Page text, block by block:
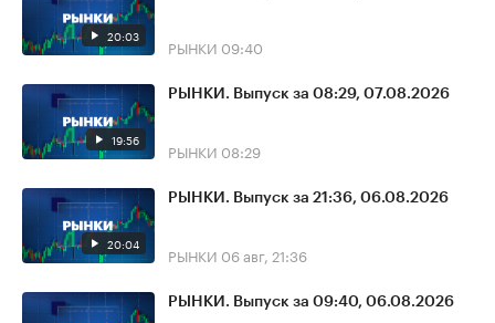
20:03 РЫНКИ 09:40
19:56
РЫНКИ. Выпуск за 08:29, 07.08.2026
РЫНКИ 08:29
20:04
РЫНКИ. Выпуск за 21:36, 06.08.2026
РЫНКИ 06 авг, 21:36
РЫНКИ. Выпуск за 09:40, 06.08.2026